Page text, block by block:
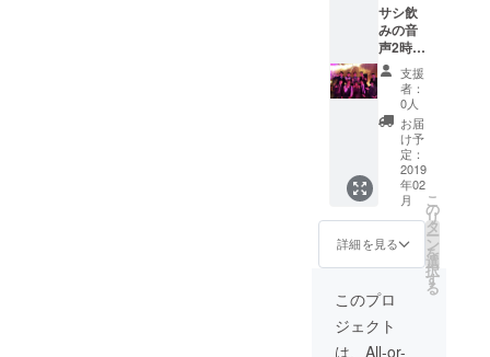
サシ飲
みの音
声2時間
ノー
カット
であな
たにお
届けし
ます！
※YouTu
beの限
定公開
やUSB
でプレ
ゼント
やアッ
プロー
ドサイ
トで限
定公開
支援
者：
0人
お届
け予
定：
2019
年02
月
詳細を見る
こ
の
リ
タ
ー
ン
を
選
択
す
る
このプロ
ジェクト
は、All-or-